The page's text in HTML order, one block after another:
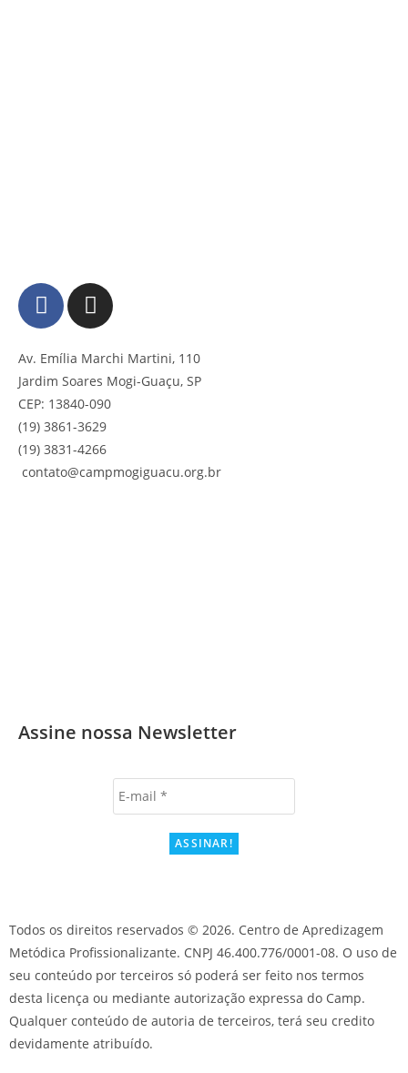
Av. Emília Marchi Martini, 110
Jardim Soares Mogi-Guaçu, SP
CEP: 13840-090
(19) 3861-3629
(19) 3831-4266 ‎
contato@campmogiguacu.org.br
Assine nossa Newsletter
Todos os direitos reservados © 2026. Centro de Apredizagem
Metódica Profissionalizante. CNPJ 46.400.776/0001-08. O uso de
seu conteúdo por terceiros só poderá ser feito nos termos
desta licença ou mediante autorização expressa do Camp.
Qualquer conteúdo de autoria de terceiros, terá seu credito
devidamente atribuído.